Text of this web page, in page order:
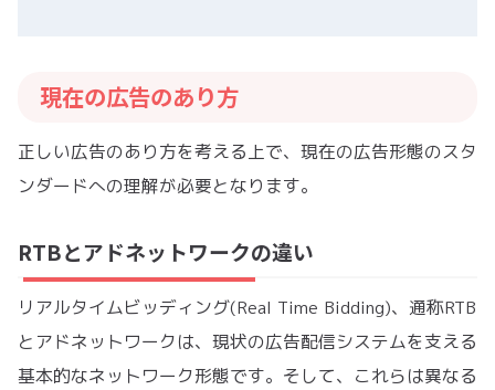
現在の広告のあり方
正しい広告のあり方を考える上で、現在の広告形態のスタ
ンダードへの理解が必要となります。
RTBとアドネットワークの違い
リアルタイムビッディング(Real Time Bidding)、通称RTB
とアドネットワークは、現状の広告配信システムを支える
基本的なネットワーク形態です。そして、これらは異なる